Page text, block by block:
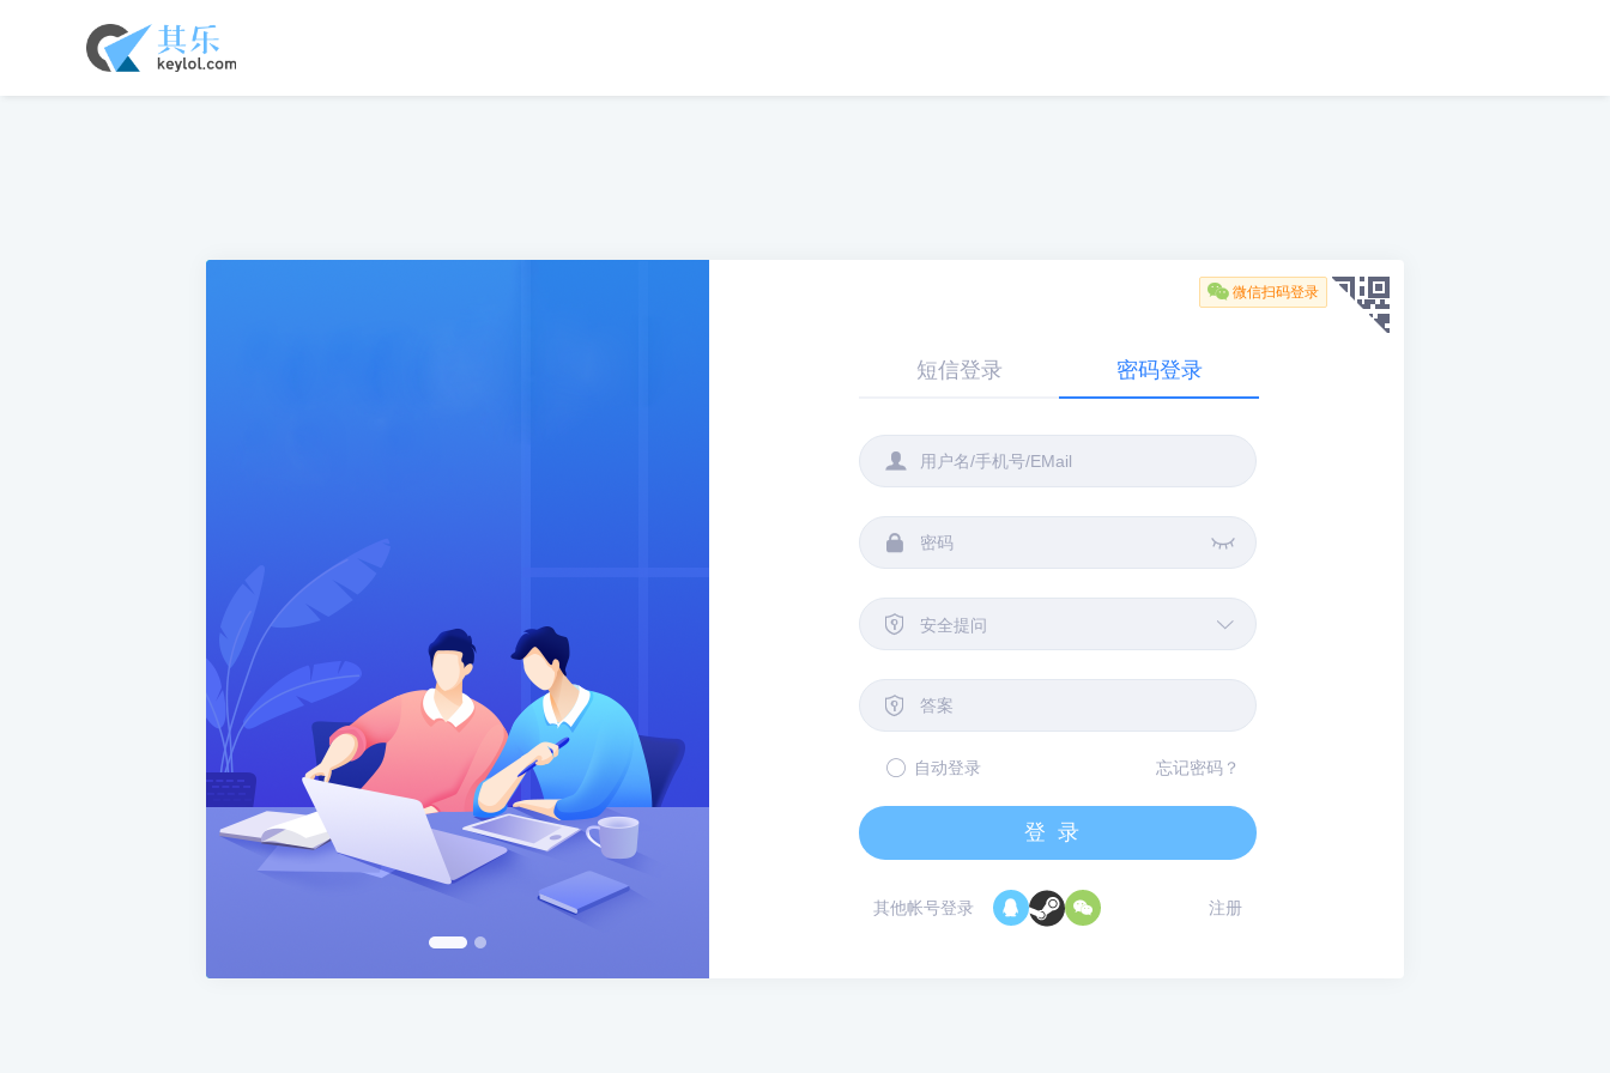
 微信扫码登录
短信登录 密码登录

 
 安全提问 

自动登录 忘记密码？
登录
其他帐号登录   注册